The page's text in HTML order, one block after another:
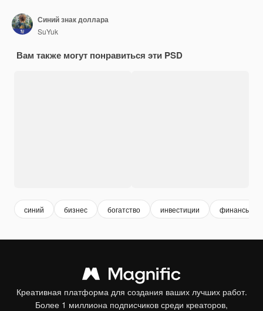
Синий знак доллара
SuYuk
Вам также могут понравиться эти PSD
синий бизнес богатство инвестиции финансы
Креативная платформа для создания ваших лучших работ.
Более 1 миллиона подписчиков среди креаторов,